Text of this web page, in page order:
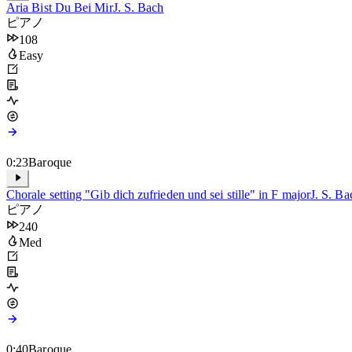
Aria Bist Du Bei MirJ. S. Bach
ピアノ
108
Easy
0:23Baroque
Chorale setting "Gib dich zufrieden und sei stille" in F majorJ. S.
ピアノ
240
Med
0:40Baroque